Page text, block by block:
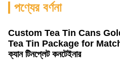
পণ্যের বর্ণনা
Custom Tea Tin Cans
Tea Tin Package for
ক্যান টিনপ্লেট কনটেইনার